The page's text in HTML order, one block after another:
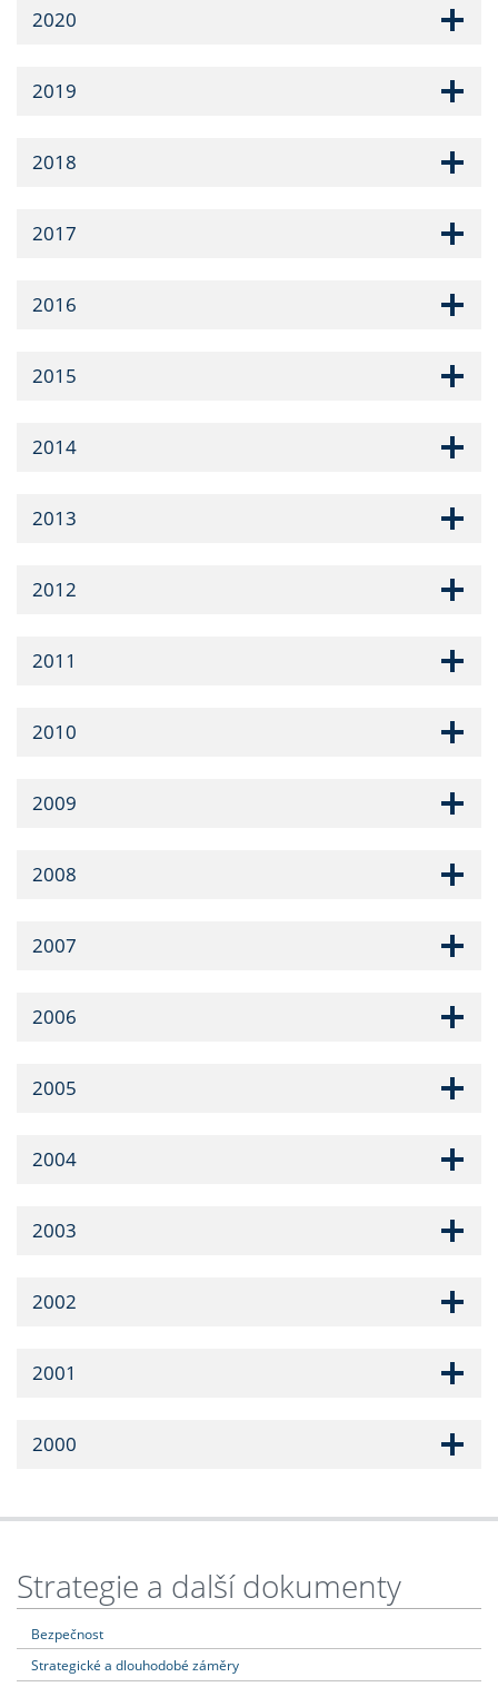
2020
2019
2018
2017
2016
2015
2014
2013
2012
2011
2010
2009
2008
2007
2006
2005
2004
2003
2002
2001
2000
Strategie a další dokumenty
Bezpečnost
Strategické a dlouhodobé záměry